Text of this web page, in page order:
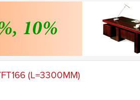
(L=3300MM)